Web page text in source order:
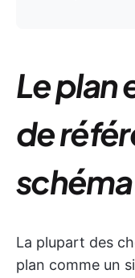
Le plan
de
La plupart des
plan comme un